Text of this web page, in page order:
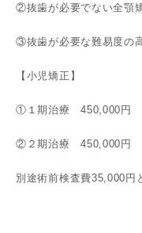
②抜歯が必要でない全顎
③抜歯が必要な難易度の
【小児矯正】
①１期治療 450,000円
②２期治療 450,000円
別途術前検査費35,000円